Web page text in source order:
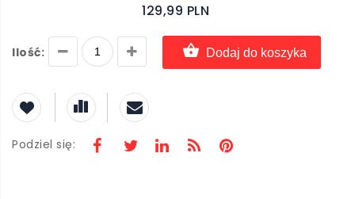
129,99 PLN
Ilość: Dodaj do koszyka
Podziel się: